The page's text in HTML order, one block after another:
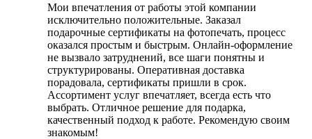
Мои впечатления от работы этой компании
исключительно положительные. Заказал
подарочные сертификаты на фотопечать, процесс
оказался простым и быстрым. Онлайн-оформление
не вызвало затруднений, все шаги понятны и
структурированы. Оперативная доставка
порадовала, сертификаты пришли в срок.
Ассортимент услуг впечатляет, всегда есть что
выбрать. Отличное решение для подарка,
качественный подход к работе. Рекомендую своим
знакомым!